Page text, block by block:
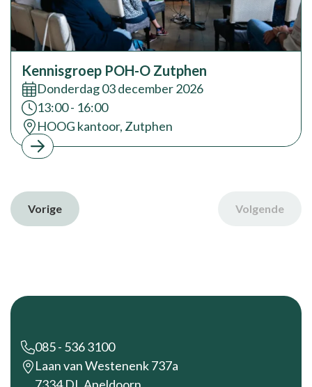
Kennisgroep POH-O Zutphen
Datum:
Donderdag 03 december 2026
Tijd:13:00 - 16:00
Locatie:
HOOG kantoor, Zutphen
Vorige Volgende
Footer
085 - 536 3100
Laan van Westenenk 737a